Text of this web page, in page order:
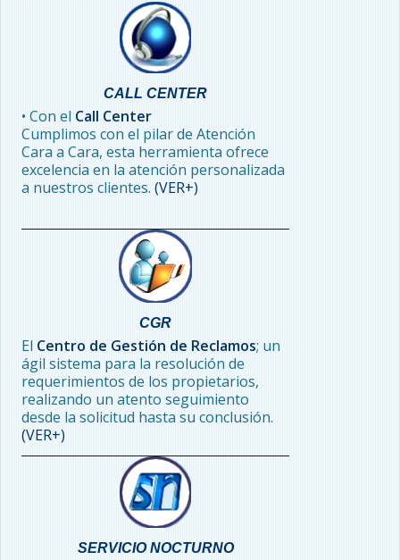
CALL CENTER
• Con el Call Center
Cumplimos con el pilar de Atención
Cara a Cara, esta herramienta ofrece
excelencia en la atención personalizada
a nuestros clientes. (VER+)
CGR
El Centro de Gestión de Reclamos; un
ágil sistema para la resolución de
requerimientos de los propietarios,
realizando un atento seguimiento
desde la solicitud hasta su conclusión.
(VER+)
SERVICIO NOCTURNO